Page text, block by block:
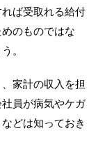
ば受取れる給付
のものではな
。
家計の収入を担
員が病気やケガ
どは知っておき